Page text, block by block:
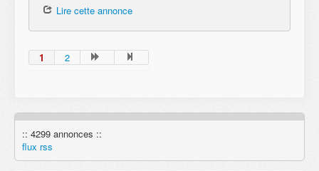
Lire cette annonce
1 2
:: 4299 annonces ::
flux rss